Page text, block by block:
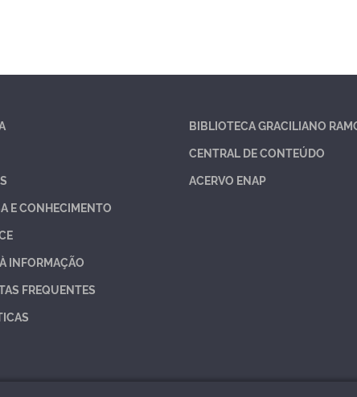
E CONHECIMENTO
INFORMAÇÃO
FREQUENTES
BIBLIOTECA GRACILIANO
CENTRAL DE CONTEÚDO
ACERVO ENAP